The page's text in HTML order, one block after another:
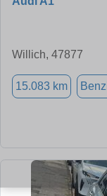
Willich, 47877
15.083 km